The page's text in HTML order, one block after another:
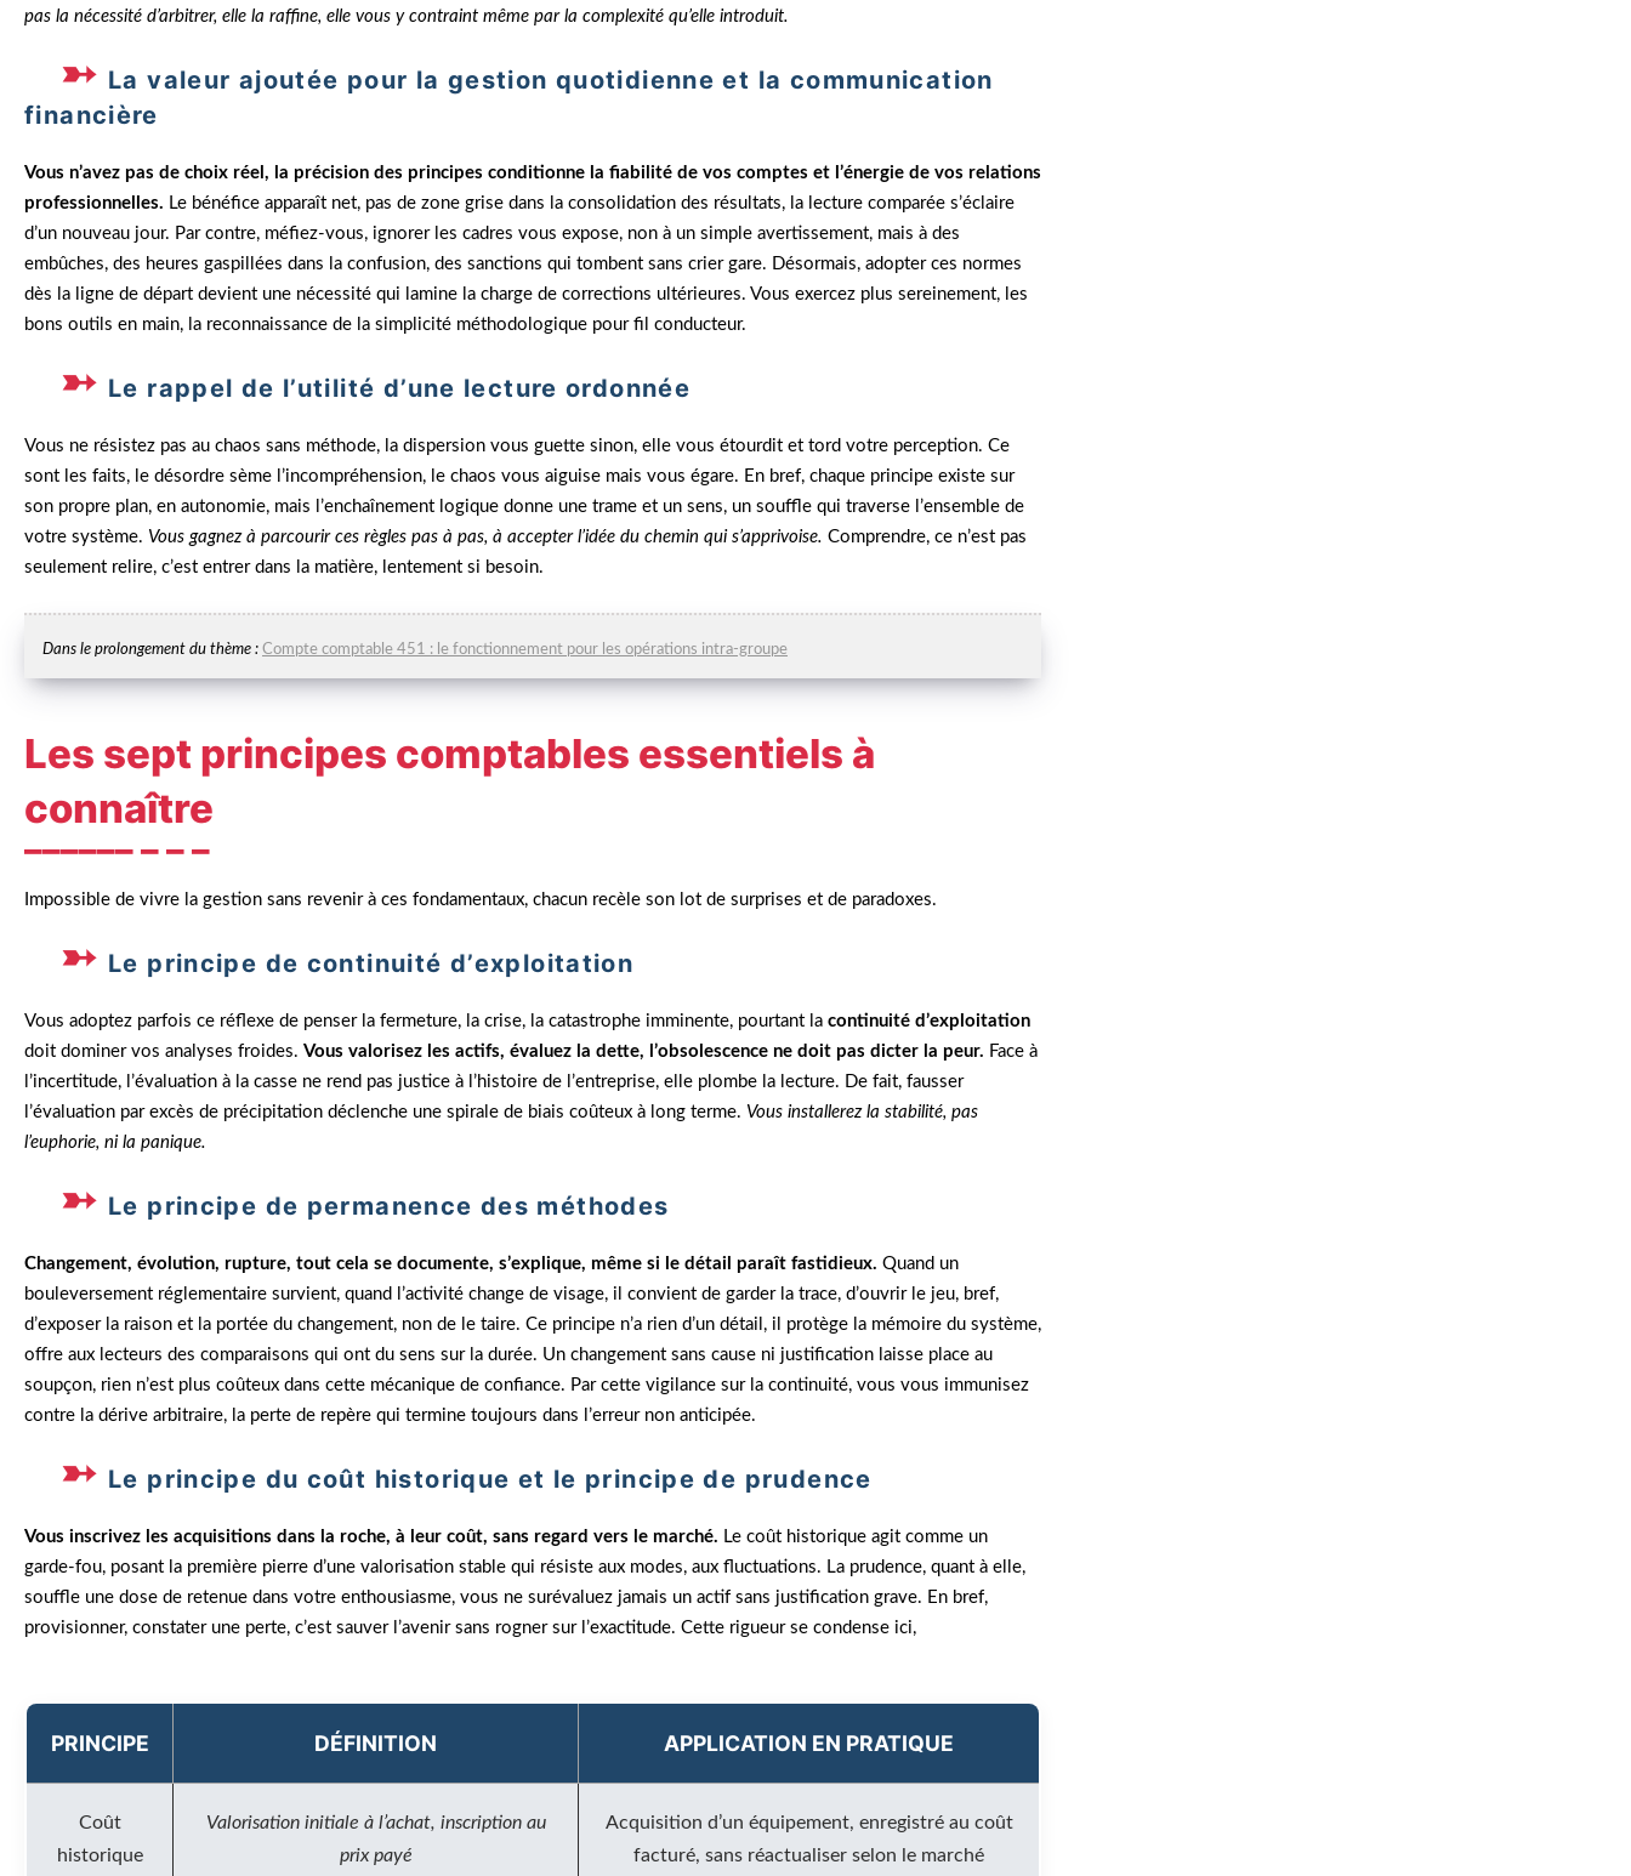
pas la nécessité d’arbitrer, elle la raffine, elle vous y contraint même par la complexité qu’elle introduit.
La valeur ajoutée pour la gestion quotidienne et la communication
financière
Vous n’avez pas de choix réel, la précision des principes conditionne la fiabilité de vos comptes et l’énergie de vos relations
professionnelles. Le bénéfice apparaît net, pas de zone grise dans la consolidation des résultats, la lecture comparée s’éclaire
d’un nouveau jour. Par contre, méfiez-vous, ignorer les cadres vous expose, non à un simple avertissement, mais à des
embûches, des heures gaspillées dans la confusion, des sanctions qui tombent sans crier gare. Désormais, adopter ces normes
dès la ligne de départ devient une nécessité qui lamine la charge de corrections ultérieures. Vous exercez plus sereinement, les
bons outils en main, la reconnaissance de la simplicité méthodologique pour fil conducteur.
Le rappel de l’utilité d’une lecture ordonnée
Vous ne résistez pas au chaos sans méthode, la dispersion vous guette sinon, elle vous étourdit et tord votre perception. Ce
sont les faits, le désordre sème l’incompréhension, le chaos vous aiguise mais vous égare. En bref, chaque principe existe sur
son propre plan, en autonomie, mais l’enchaînement logique donne une trame et un sens, un souffle qui traverse l’ensemble de
votre système. Vous gagnez à parcourir ces règles pas à pas, à accepter l’idée du chemin qui s’apprivoise. Comprendre, ce n’est pas
seulement relire, c’est entrer dans la matière, lentement si besoin.
Dans le prolongement du thème : Compte comptable 451 : le fonctionnement pour les opérations intra-groupe
Les sept principes comptables essentiels à
connaître
Impossible de vivre la gestion sans revenir à ces fondamentaux, chacun recèle son lot de surprises et de paradoxes.
Le principe de continuité d’exploitation
Vous adoptez parfois ce réflexe de penser la fermeture, la crise, la catastrophe imminente, pourtant la continuité d’exploitation
doit dominer vos analyses froides. Vous valorisez les actifs, évaluez la dette, l’obsolescence ne doit pas dicter la peur. Face à
l’incertitude, l’évaluation à la casse ne rend pas justice à l’histoire de l’entreprise, elle plombe la lecture. De fait, fausser
l’évaluation par excès de précipitation déclenche une spirale de biais coûteux à long terme. Vous installerez la stabilité, pas
l’euphorie, ni la panique.
Le principe de permanence des méthodes
Changement, évolution, rupture, tout cela se documente, s’explique, même si le détail paraît fastidieux. Quand un
bouleversement réglementaire survient, quand l’activité change de visage, il convient de garder la trace, d’ouvrir le jeu, bref,
d’exposer la raison et la portée du changement, non de le taire. Ce principe n’a rien d’un détail, il protège la mémoire du système,
offre aux lecteurs des comparaisons qui ont du sens sur la durée. Un changement sans cause ni justification laisse place au
soupçon, rien n’est plus coûteux dans cette mécanique de confiance. Par cette vigilance sur la continuité, vous vous immunisez
contre la dérive arbitraire, la perte de repère qui termine toujours dans l’erreur non anticipée.
Le principe du coût historique et le principe de prudence
Vous inscrivez les acquisitions dans la roche, à leur coût, sans regard vers le marché. Le coût historique agit comme un
garde-fou, posant la première pierre d’une valorisation stable qui résiste aux modes, aux fluctuations. La prudence, quant à elle,
souffle une dose de retenue dans votre enthousiasme, vous ne surévaluez jamais un actif sans justification grave. En bref,
provisionner, constater une perte, c’est sauver l’avenir sans rogner sur l’exactitude. Cette rigueur se condense ici,
PRINCIPE DÉFINITION APPLICATION EN PRATIQUE
Coût
historique
Valorisation initiale à l’achat, inscription au
prix payé
Acquisition d’un équipement, enregistré au coût
facturé, sans réactualiser selon le marché